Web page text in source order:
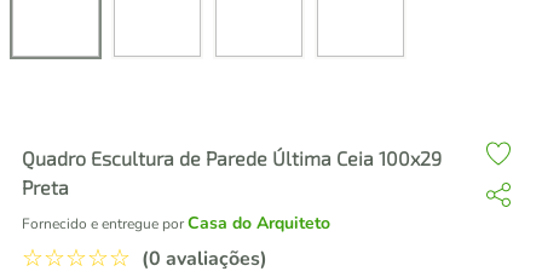
Quadro Escultura de Parede Última Ceia 100x29
Preta
Fornecido e entregue porCasa do Arquiteto
☆☆☆☆☆ (0 avaliações)